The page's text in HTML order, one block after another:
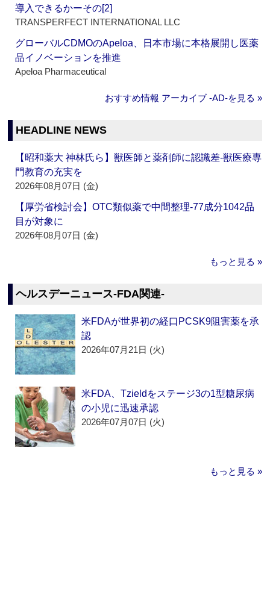
導入できるかーその[2]
TRANSPERFECT INTERNATIONAL LLC
グローバルCDMOのApeloa、日本市場に本格展開し医薬
品イノベーションを推進
Apeloa Pharmaceutical
おすすめ情報 アーカイブ ‐AD‐を見る »
HEADLINE NEWS
【昭和薬大 神林氏ら】獣医師と薬剤師に認識差‐獣医療専
門教育の充実を
2026年08月07日 (金)
【厚労省検討会】OTC類似薬で中間整理‐77成分1042品
目が対象に
2026年08月07日 (金)
もっと見る »
ヘルスデーニュース‐FDA関連‐
米FDAが世界初の経口PCSK9阻害薬を承
認
2026年07月21日 (火)
米FDA、Tzieldをステージ3の1型糖尿病
の小児に迅速承認
2026年07月07日 (火)
もっと見る »